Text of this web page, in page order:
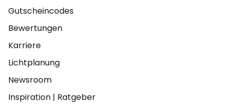
Gutscheincodes
Bewertungen
Karriere
Lichtplanung
Newsroom
Inspiration | Ratgeber